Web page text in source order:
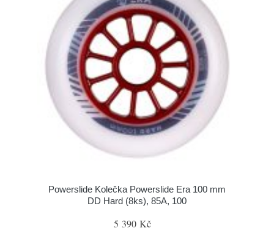
Powerslide Kolečka Powerslide Era 100 mm
DD Hard (8ks), 85A, 100
5 390 Kč